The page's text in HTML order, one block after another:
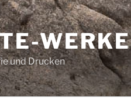
WERKE
und Drucken